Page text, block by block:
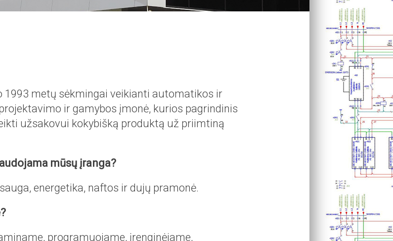
1993 metų sėkmingai veikianti automatikos ir
ir gamybos įmonė, kurios pagrindinis
užsakovui kokybišką produktą už priimtiną
mūsų įranga?
energetika, naftos ir dujų pramonė.
programuojame, įrenginėjame,